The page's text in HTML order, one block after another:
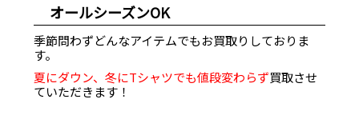
オールシーズンOK
季節問わずどんなアイテムでもお買取りしておりま
す。
夏にダウン、冬にTシャツでも値段変わらず買取させ
ていただきます！